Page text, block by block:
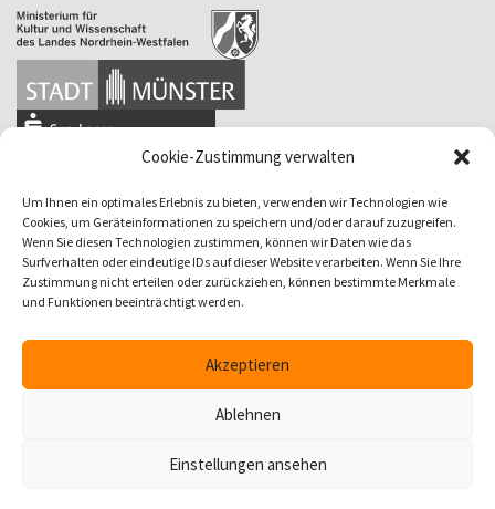
Cookie-Zustimmung verwalten
Um Ihnen ein optimales Erlebnis zu bieten, verwenden wir Technologien wie
Cookies, um Geräteinformationen zu speichern und/oder darauf zuzugreifen.
Wenn Sie diesen Technologien zustimmen, können wir Daten wie das
Surfverhalten oder eindeutige IDs auf dieser Website verarbeiten. Wenn Sie Ihre
Zustimmung nicht erteilen oder zurückziehen, können bestimmte Merkmale
und Funktionen beeinträchtigt werden.
Akzeptieren
Ablehnen
Einstellungen ansehen